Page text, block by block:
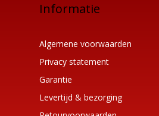
Informatie
Algemene voorwaarden
Privacy statement
Garantie
Levertijd & bezorging